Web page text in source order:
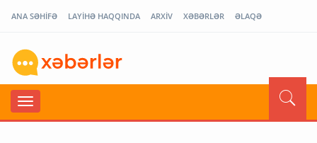
ANA SƏHİFƏ LAYİHƏ HAQQINDA ARXİV XƏBƏRLƏR ƏLAQƏ